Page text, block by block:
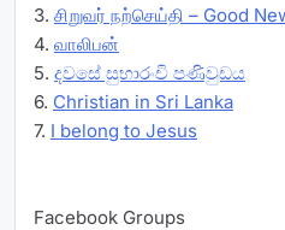
3. சிறுவர் நற்செய்தி – Good
4. வாலிபன்
5. දවසේ සුභාරංචි පණිවුඩය
6. Christian in Sri Lanka
7. I belong to Jesus
Facebook Groups